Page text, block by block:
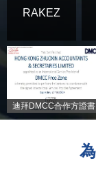
RAKEZ
迪拜DMCC合作方證書